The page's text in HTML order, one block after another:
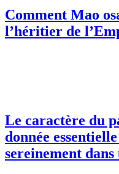
Comment Mao
l’héritier de
Le caractère du
donnée
sereinement